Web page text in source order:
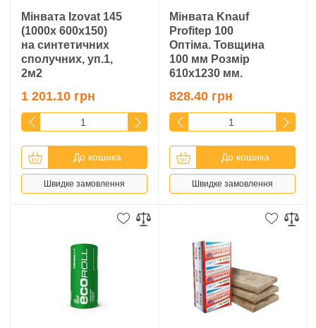
Мінвата Izovat 145
(1000х 600х150)
на синтетичних
сполучних, уп.1,
2м2
1 201.10 грн
До кошика
Швидке замовлення
Мінвата Knauf
Profitep 100
Оптіма. Товщина
100 мм Розмір
610х1230 мм.
828.40 грн
До кошика
Швидке замовлення